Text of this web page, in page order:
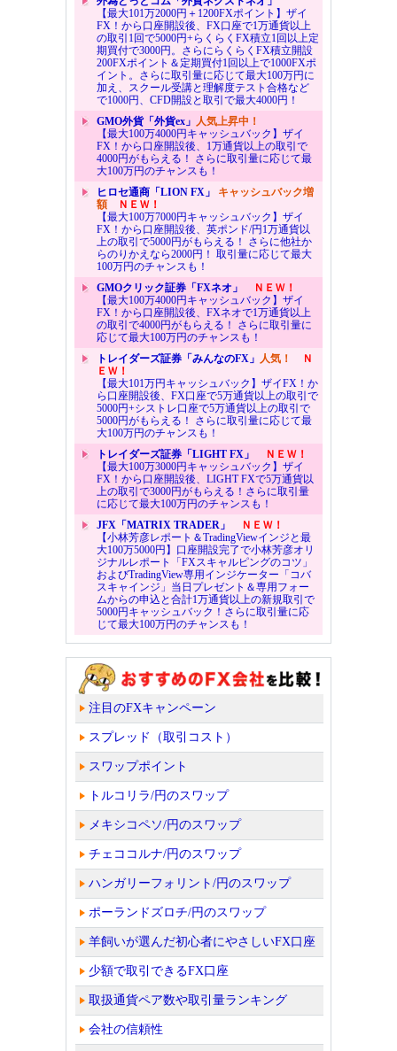
【最大101万2000円＋1200FXポイント】ザイ
FX！から口座開設後、FX口座で1万通貨以上
の取引1回で5000円+らくらくFX積立1回以上定
期買付で3000円。さらにらくらくFX積立開設
200FXポイント＆定期買付1回以上で1000FXポ
イント。さらに取引量に応じて最大100万円に
加え、スクール受講と理解度テスト合格など
で1000円、CFD開設と取引で最大4000円！
GMO外貨「外貨ex」 人気上昇中！
【最大100万4000円キャッシュバック】ザイ
FX！から口座開設後、1万通貨以上の取引で
4000円がもらえる！ さらに取引量に応じて最
大100万円のチャンスも！
ヒロセ通商「LION FX」 キャッシュバック増
額ＮＥＷ！
【最大100万7000円キャッシュバック】ザイ
FX！から口座開設後、英ポンド/円1万通貨以
上の取引で5000円がもらえる！ さらに他社か
らのりかえなら2000円！ 取引量に応じて最大
100万円のチャンスも！
GMOクリック証券「FXネオ」
ＮＥＷ！
【最大100万4000円キャッシュバック】ザイ
FX！から口座開設後、FXネオで1万通貨以上
の取引で4000円がもらえる！ さらに取引量に
応じて最大100万円のチャンスも！
トレイダーズ証券「みんなのFX」 人気！
Ｎ
ＥＷ！
【最大101万円キャッシュバック】ザイFX！か
ら口座開設後、FX口座で5万通貨以上の取引で
5000円+シストレ口座で5万通貨以上の取引で
5000円がもらえる！ さらに取引量に応じて最
大100万円のチャンスも！
トレイダーズ証券「LIGHT FX」
ＮＥＷ！
【最大100万3000円キャッシュバック】ザイ
FX！から口座開設後、LIGHT FXで5万通貨以
上の取引で3000円がもらえる！さらに取引量
に応じて最大100万円のチャンスも！
JFX「MATRIX TRADER」
ＮＥＷ！
【小林芳彦レポート＆TradingViewインジと最
大100万5000円】口座開設完了で小林芳彦オリ
ジナルレポート「FXスキャルピングのコツ」
およびTradingView専用インジケーター「コバ
スキャインジ」当日プレゼント＆専用フォー
ムからの申込と合計1万通貨以上の新規取引で
5000円キャッシュバック！さらに取引量に応
じて最大100万円のチャンスも！
注目のFXキャンペーン
スプレッド（取引コスト）
スワップポイント
トルコリラ/円のスワップ
メキシコペソ/円のスワップ
チェココルナ/円のスワップ
ハンガリーフォリント/円のスワップ
ポーランドズロチ/円のスワップ
羊飼いが選んだ初心者にやさしいFX口座
少額で取引できるFX口座
取扱通貨ペア数や取引量ランキング
会社の信頼性